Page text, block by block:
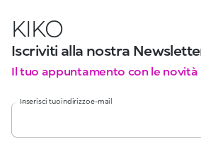
KIKO
Iscriviti alla nostra
Il tuo appuntamento con le novità
Inserisci tuo indirizzo e-mail